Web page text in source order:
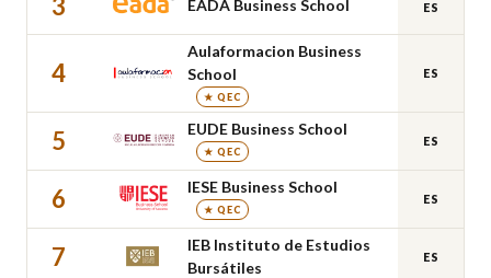
3 EADA Business School ES
4
Aulaformacion Business
School
★ QEC
ES
5 EUDE Business School
★ QEC
ES
6 IESE Business School
★ QEC
ES
7
IEB Instituto de Estudios
Bursátiles
ES